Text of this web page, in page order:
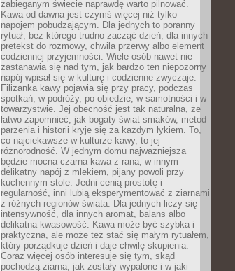
zabieganym świecie naprawdę warto pilnować.
Kawa od dawna jest czymś więcej niż tylko
napojem pobudzającym. Dla jednych to poranny
rytuał, bez którego trudno zacząć dzień, dla innych
pretekst do rozmowy, chwila przerwy albo element
codziennej przyjemności. Wiele osób nawet nie
zastanawia się nad tym, jak bardzo ten niepozorny
napój wpisał się w kulturę i codzienne zwyczaje.
Filiżanka kawy pojawia się przy pracy, podczas
spotkań, w podróży, po obiedzie, w samotności i w
towarzystwie. Jej obecność jest tak naturalna, że
łatwo zapomnieć, jak bogaty świat smaków, metod
parzenia i historii kryje się za każdym łykiem. To,
co najciekawsze w kulturze kawy, to jej
różnorodność. W jednym domu najważniejsza
będzie mocna czarna kawa z rana, w innym
delikatny napój z mlekiem, pijany powoli przy
kuchennym stole. Jedni cenią prostotę i
regularność, inni lubią eksperymentować z ziarnami
z różnych regionów świata. Dla jednych liczy się
intensywność, dla innych aromat, balans albo
delikatna kwasowość. Kawa może być szybka i
praktyczna, ale może też stać się małym rytuałem,
który porządkuje dzień i daje chwilę skupienia.
Coraz więcej osób interesuje się tym, skąd
pochodzą ziarna, jak zostały wypalone i w jaki